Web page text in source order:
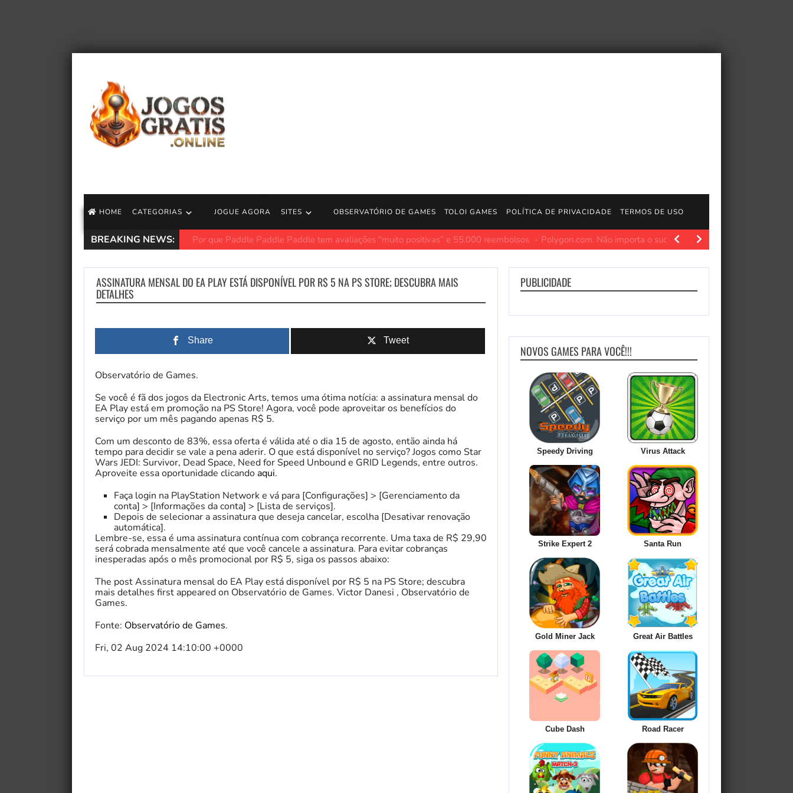
HOME CATEGORIAS JOGUE AGORA SITES OBSERVATÓRIO DE GAMES TOLOI GAMES POLÍTICA DE PRIVACIDADE TERMOS DE USO
BREAKING NEWS: Your Name está sendo relançado em 4K nos cinemas para comemorar seu 10º aniversário Polygon.com. Seu nome está voltando aos cinemas para
ASSINATURA MENSAL DO EA PLAY ESTÁ DISPONÍVEL POR R$ 5 NA PS STORE; DESCUBRA MAIS
DETALHES
Share Tweet
Observatório de Games.
Se você é fã dos jogos da Electronic Arts, temos uma ótima notícia: a assinatura mensal do
EA Play está em promoção na PS Store! Agora, você pode aproveitar os benefícios do
serviço por um mês pagando apenas R$ 5.
Com um desconto de 83%, essa oferta é válida até o dia 15 de agosto, então ainda há
tempo para decidir se vale a pena aderir. O que está disponível no serviço? Jogos como Star
Wars JEDI: Survivor, Dead Space, Need for Speed Unbound e GRID Legends, entre outros.
Aproveite essa oportunidade clicandoaqui.
Faça login na PlayStation Network e vá para [Configurações] > [Gerenciamento da
conta] > [Informações da conta] > [Lista de serviços].
Depois de selecionar a assinatura que deseja cancelar, escolha [Desativar renovação
automática].
Lembre-se, essa é uma assinatura contínua com cobrança recorrente. Uma taxa de R$ 29,90
será cobrada mensalmente até que você cancele a assinatura. Para evitar cobranças
inesperadas após o mês promocional por R$ 5, siga os passos abaixo:
The post Assinatura mensal do EA Play está disponível por R$ 5 na PS Store; descubra
mais detalhes first appeared on Observatório de Games. Victor Danesi , Observatório de
Games.
Fonte: Observatório de Games.
Fri, 02 Aug 2024 14:10:00 +0000
PUBLICIDADE
NOVOS GAMES PARA VOCÊ!!!
Speedy Driving Virus Attack
Strike Expert 2 Santa Run
Gold Miner Jack Great Air Battles
Cube Dash Road Racer